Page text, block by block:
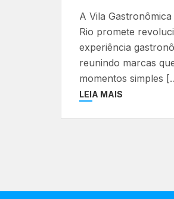
A Vila
Rio promete
experiência
reunindo marcas
momentos simples
LEIA MAIS